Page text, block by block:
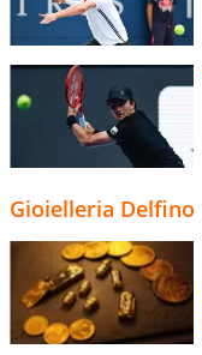
Gioielleria Delfino